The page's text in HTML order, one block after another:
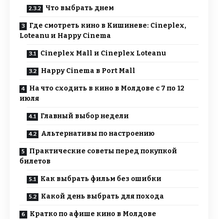
Что выбрать днем
Где смотреть кино в Кишиневе: Cineplex,
Loteanu и Happy Cinema
Cineplex Mall и Cineplex Loteanu
Happy Cinema в Port Mall
На что сходить в кино в Молдове с 7 по 12
июля
Главный выбор недели
Альтернативы по настроению
Практические советы перед покупкой
билетов
Как выбрать фильм без ошибки
Какой день выбрать для похода
Кратко по афише кино в Молдове